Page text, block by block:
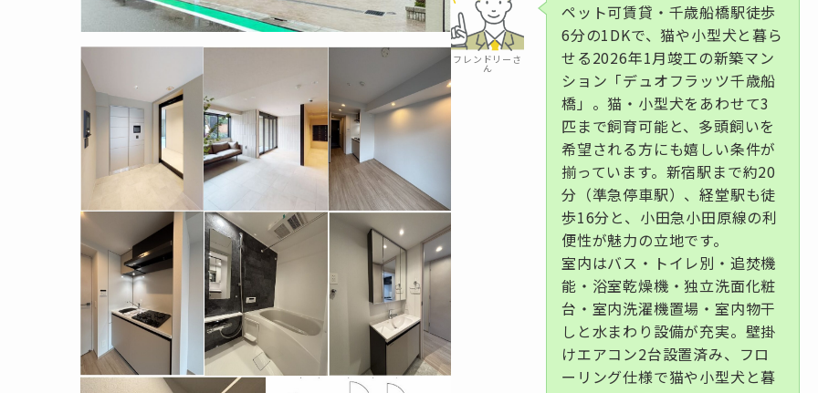
フレンドリーさ
ん
ペット可賃貸・千歳船橋駅徒歩
6分の1DKで、猫や小型犬と暮ら
せる2026年1月竣工の新築マン
ション「デュオフラッツ千歳船
橋」。猫・小型犬をあわせて3
匹まで飼育可能と、多頭飼いを
希望される方にも嬉しい条件が
揃っています。新宿駅まで約20
分（準急停車駅）、経堂駅も徒
歩16分と、小田急小田原線の利
便性が魅力の立地です。
室内はバス・トイレ別・追焚機
能・浴室乾燥機・独立洗面化粧
台・室内洗濯機置場・室内物干
しと水まわり設備が充実。壁掛
けエアコン2台設置済み、フロ
ーリング仕様で猫や小型犬と暮